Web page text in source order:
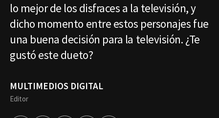
lo mejor de los disfraces a la televisión, y
dicho momento entre estos personajes fue
una buena decisión para la televisión. ¿Te
gustó este dueto?
MULTIMEDIOS DIGITAL
Editor